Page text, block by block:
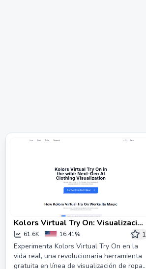
Kolors Virtual Try On: Visualización
de ropa AI en línea gratuita
61.6K 16.41%
1
Experimenta Kolors Virtual Try On en la
vida real, una revolucionaria herramienta
gratuita en línea de visualización de ropa